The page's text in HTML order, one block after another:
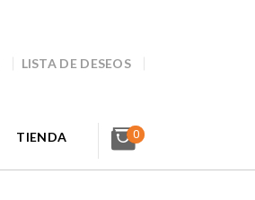
LISTA DE DESEOS
TIENDA 0